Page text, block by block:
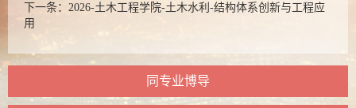
下一条： 2026-土木工程学院-土木水利-结构体系创新与工程应
用
同专业博导